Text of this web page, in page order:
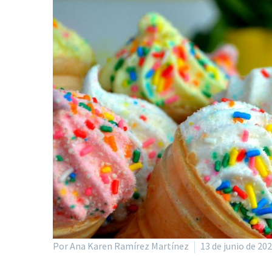
Por Ana Karen Ramírez Martínez 13 de junio de